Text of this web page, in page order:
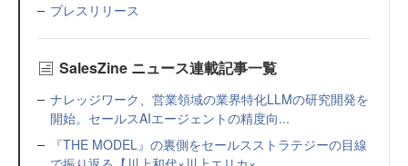
プレスリリース
SalesZine ニュース連載記事一覧
ナレッジワーク、営業領域の業界特化LLMの研究開発を
開始。セールスAIエージェントの精度向...
『THE MODEL』の裏側をセールスストラテジーの目線